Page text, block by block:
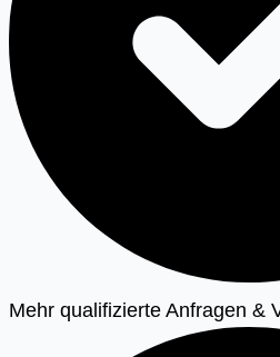
Mehr qualifizierte Anfragen &